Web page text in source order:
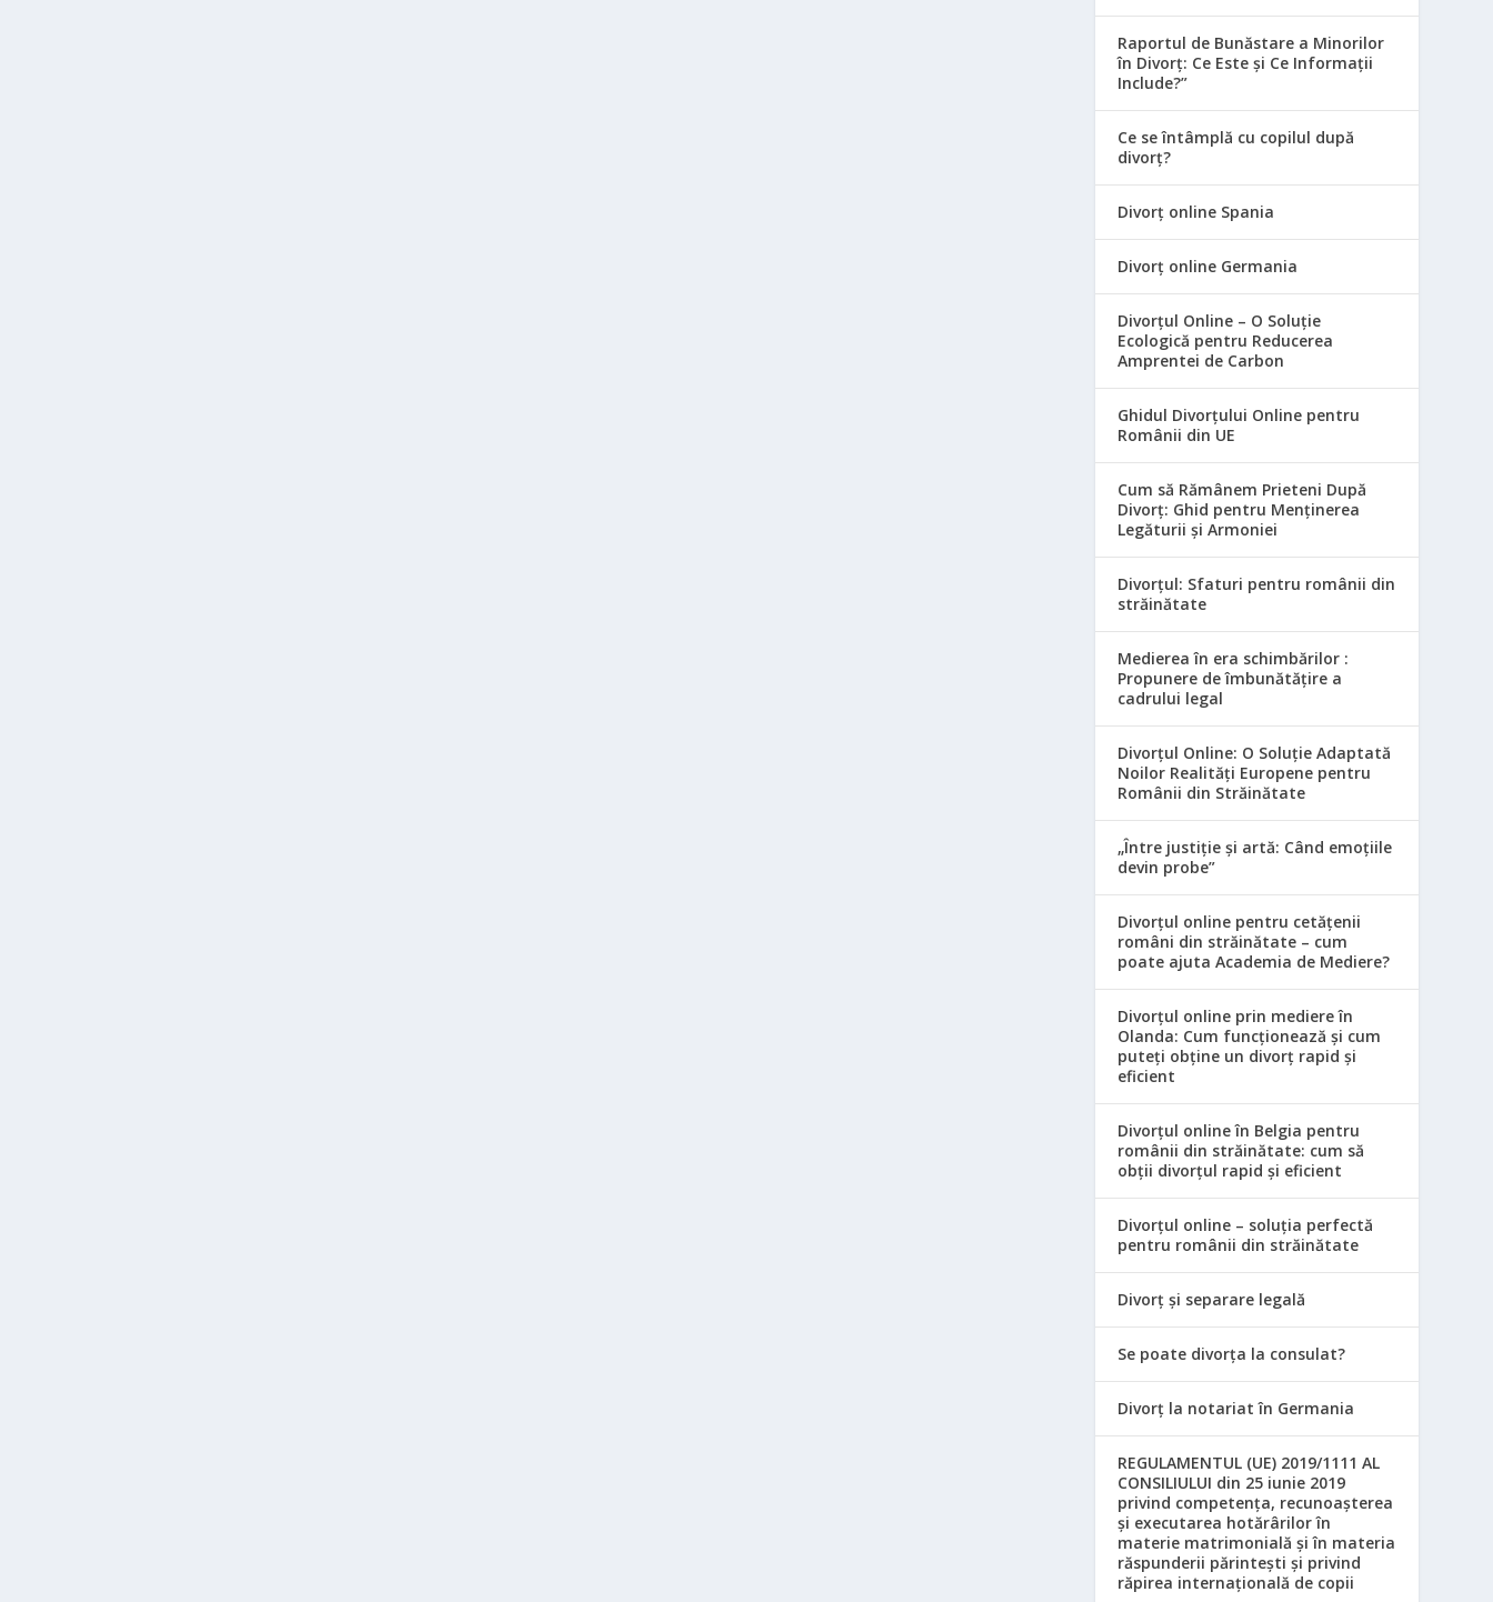
Raportul de Bunăstare a Minorilor
în Divorț: Ce Este și Ce Informații
Include?”
Ce se întâmplă cu copilul după
divorț?
Divorț online Spania
Divorț online Germania
Divorțul Online – O Soluție
Ecologică pentru Reducerea
Amprentei de Carbon
Ghidul Divorțului Online pentru
Românii din UE
Cum să Rămânem Prieteni După
Divorț: Ghid pentru Menținerea
Legăturii și Armoniei
Divorțul: Sfaturi pentru românii din
străinătate
Medierea în era schimbărilor :
Propunere de îmbunătățire a
cadrului legal
Divorțul Online: O Soluție Adaptată
Noilor Realități Europene pentru
Românii din Străinătate
„Între justiție și artă: Când emoțiile
devin probe”
Divorțul online pentru cetățenii
români din străinătate – cum
poate ajuta Academia de Mediere?
Divorțul online prin mediere în
Olanda: Cum funcționează și cum
puteți obține un divorț rapid și
eficient
Divorțul online în Belgia pentru
românii din străinătate: cum să
obții divorțul rapid și eficient
Divorțul online – soluția perfectă
pentru românii din străinătate
Divorț și separare legală
Se poate divorța la consulat?
Divorț la notariat în Germania
REGULAMENTUL (UE) 2019/1111 AL
CONSILIULUI din 25 iunie 2019
privind competența, recunoașterea
și executarea hotărârilor în
materie matrimonială și în materia
răspunderii părintești și privind
răpirea internațională de copii